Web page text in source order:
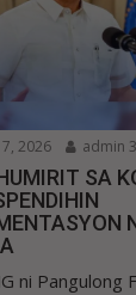
2026 admin 3
SA
ni Pangulong